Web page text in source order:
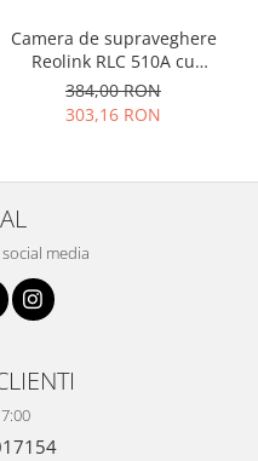
Camera de supraveghere
Reolink RLC 510A cu
inteligenta artificiala,
detectare Persoana/Vehicul,
384,00 RON
303,16 RON
media